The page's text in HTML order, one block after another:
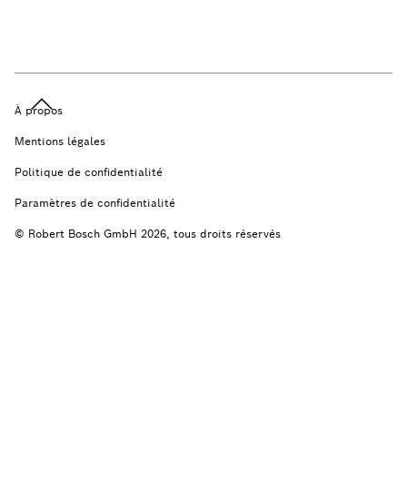
À propos
Mentions légales
Politique de confidentialité
Paramètres de confidentialité
© Robert Bosch GmbH 2026, tous droits réservés